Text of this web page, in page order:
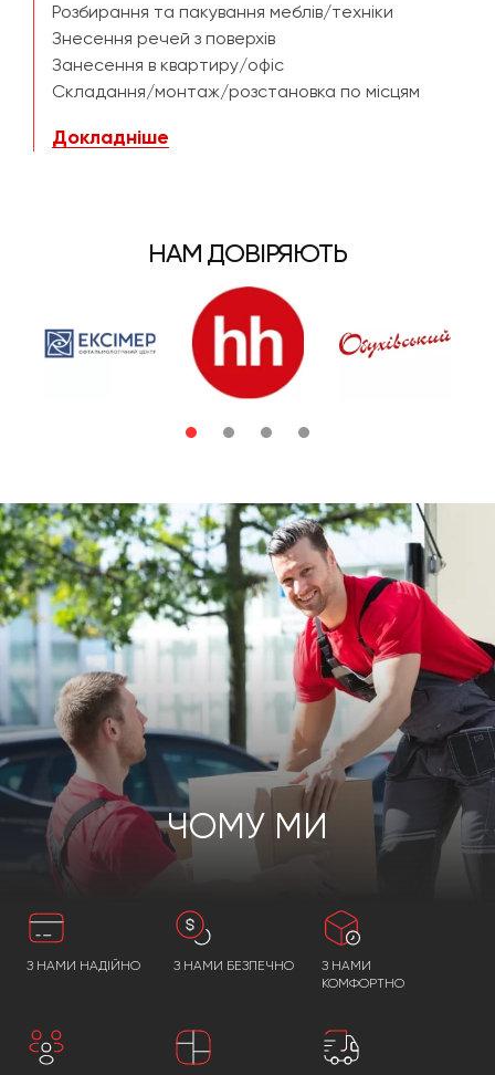
Розбирання та пакування меблів/техніки
Знесення речей з поверхів
Занесення в квартиру/офіс
Складання/монтаж/розстановка по місцям
Докладніше
НАМ ДОВІРЯЮТЬ
ЧОМУ МИ
З НАМИ НАДІЙНО З НАМИ БЕЗПЕЧНО
З НАМИ
КОМФОРТНО